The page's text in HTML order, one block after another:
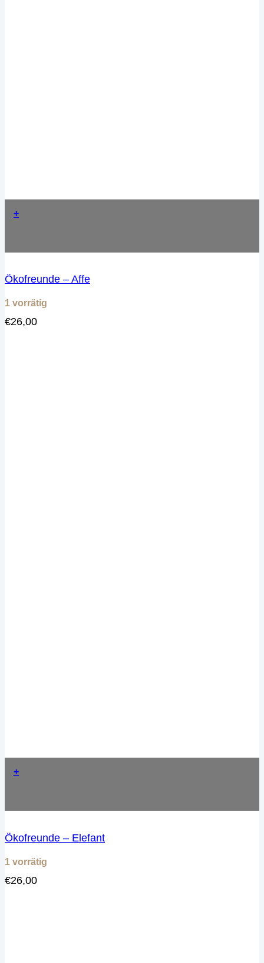
+
Ökofreunde – Affe
1 vorrätig
€26,00
+
Ökofreunde – Elefant
1 vorrätig
€26,00